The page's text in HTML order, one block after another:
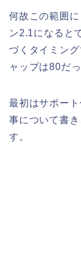
何故この範囲
ン2.1になると
づくタイミン
ャップは80だ
最初はサポー
事について書
す。